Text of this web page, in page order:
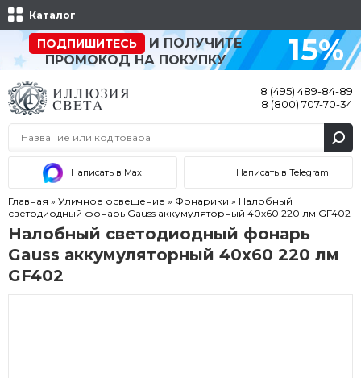
Каталог
ПОДПИШИТЕСЬ
И ПОЛУЧИТЕ
ПРОМОКОД НА ПОКУПКУ
15%
8 (495) 489-84-89
8 (800) 707-70-34
Написать в Max Написать в Telegram
Главная » Уличное освещение » Фонарики » Налобный
светодиодный фонарь Gauss аккумуляторный 40х60 220 лм GF402
Налобный светодиодный фонарь
Gauss аккумуляторный 40х60 220 лм
GF402